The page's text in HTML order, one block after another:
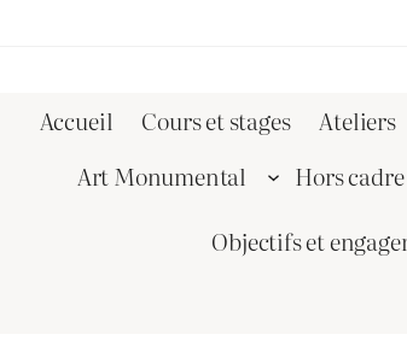
Accueil Cours et stages Ateliers
Art Monumental
Hors cadre
Objectifs et